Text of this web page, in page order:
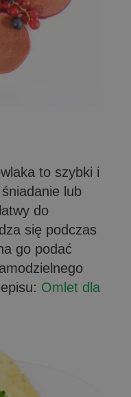
to szybki i
lub
do
się podczas
go podać
Omlet dla